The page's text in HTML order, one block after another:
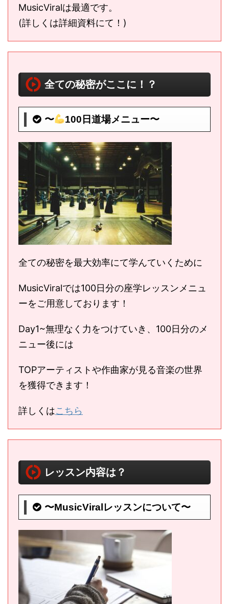
MusicViralは最適です。
(詳しくは詳細資料にて！)
全ての秘密がここに！？
〜 100日道場メニュー〜
全ての秘密を最大効率にて学んていくために
MusicViralでは100日分の座学レッスンメニュ
ーをご用意しております！
Day1~無理なく力をつけていき、100日分のメ
ニュー後には
TOPアーティストや作曲家が見る音楽の世界
を獲得できます！
詳しくはこちら
レッスン内容は？
〜MusicViralレッスンについて〜